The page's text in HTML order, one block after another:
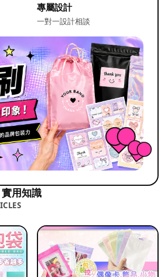
專屬設計
一對一設計相談
用知識